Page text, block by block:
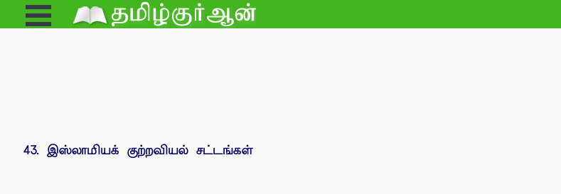
Open
Menu
43. இஸ்லாமியக் குற்றவியல் சட்டங்கள்